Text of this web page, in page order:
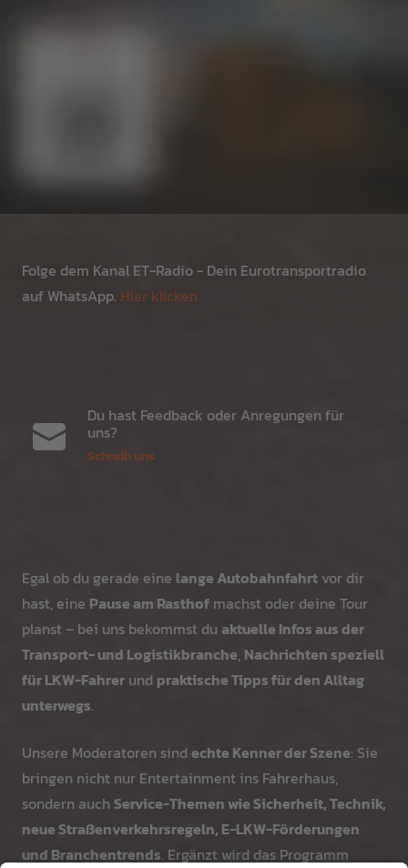
Folge dem Kanal ET-Radio - Dein Eurotransportradio
auf WhatsApp. Hier klicken.
Du hast Feedback oder Anregungen für
uns?
Schreib uns
Egal ob du gerade eine lange Autobahnfahrt vor dir
hast, eine Pause am Rasthof machst oder deine Tour
planst – bei uns bekommst du aktuelle Infos aus der
Transport- und Logistikbranche, Nachrichten speziell
für LKW-Fahrer und praktische Tipps für den Alltag
unterwegs.
Unsere Moderatoren sind echte Kenner der Szene: Sie
bringen nicht nur Entertainment ins Fahrerhaus,
sondern auch Service-Themen wie Sicherheit, Technik,
neue Straßenverkehrsregeln, E-LKW-Förderungen
und Branchentrends. Ergänzt wird das Programm